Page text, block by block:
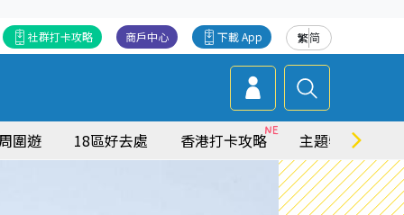
繁简
下載 App
商戶中心
社群打卡攻略
圍遊 18區好去處 香港打卡攻略 主題特集